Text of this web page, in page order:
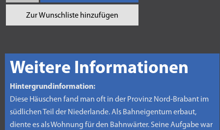
Zur Wunschliste hinzufügen
Weitere Informationen
Hintergrundinformation:
Diese Häuschen fand man oft in der Provinz Nord-Brabant im
südlichen Teil der Niederlande. Als Bahneigentum erbaut,
diente es als Wohnung für den Bahnwärter. Seine Aufgabe war